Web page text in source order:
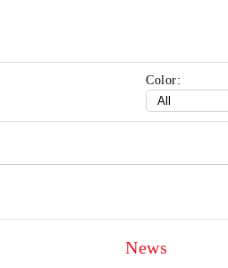
Color:
News